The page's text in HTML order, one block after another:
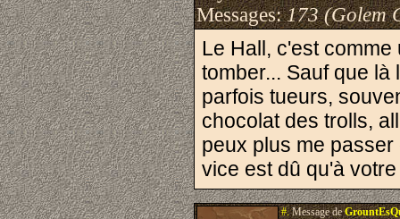
Messages:173 (Golem
Le Hall, c'est
tomber... Sauf que
parfois tueurs,
chocolat des trolls,
peux plus me
vice est dû qu'à
#.Message de